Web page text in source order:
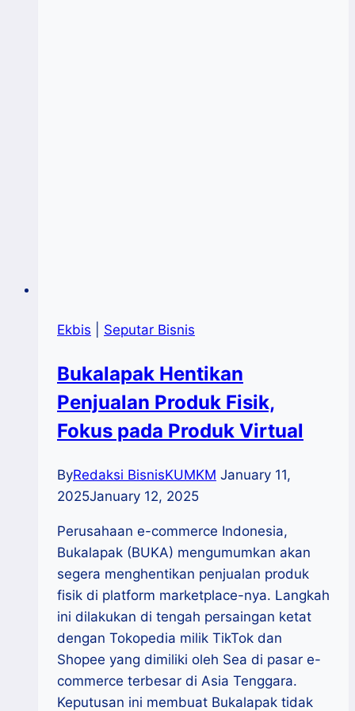
Ekbis Seputar Bisnis
Bukalapak Hentikan
Penjualan Produk Fisik,
Fokus pada Produk Virtual
ByRedaksi BisnisKUMKM January 11,
2025January 12, 2025
Perusahaan e-commerce Indonesia,
Bukalapak (BUKA) mengumumkan akan
segera menghentikan penjualan produk
fisik di platform marketplace-nya. Langkah
ini dilakukan di tengah persaingan ketat
dengan Tokopedia milik TikTok dan
Shopee yang dimiliki oleh Sea di pasar e-
commerce terbesar di Asia Tenggara.
Keputusan ini membuat Bukalapak tidak